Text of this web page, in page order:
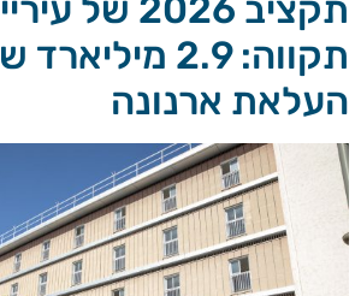
תקציב 2026
תקווה: 2.9
העלאת ארנונה